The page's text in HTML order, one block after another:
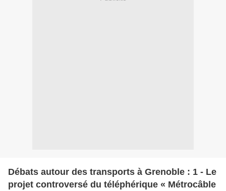
Débats autour des transports à Grenoble : 1 - Le
projet controversé du téléphérique « Métrocâble